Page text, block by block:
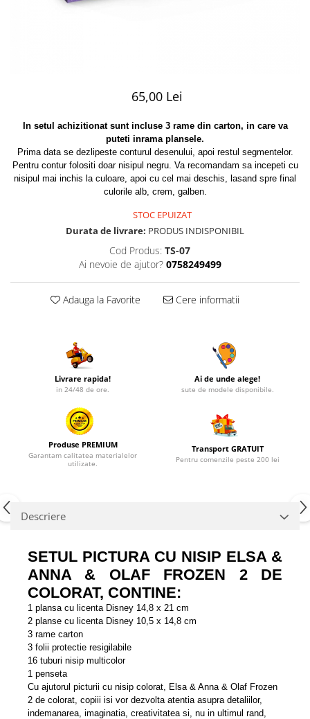
65,00 Lei
In setul achizitionat sunt incluse 3 rame din carton, in care va
puteti inrama plansele.
Prima data se dezlipeste conturul desenului, apoi restul segmentelor.
Pentru contur folositi doar nisipul negru. Va recomandam sa incepeti cu
nisipul mai inchis la culoare, apoi cu cel mai deschis, lasand spre final
culorile alb, crem, galben.
STOC EPUIZAT
Durata de livrare: PRODUS INDISPONIBIL
Cod Produs: TS-07
Ai nevoie de ajutor? 0758249499
Adauga la Favorite Cere informatii
Livrare rapida!
in 24/48 de ore.
Ai de unde alege!
sute de modele disponibile.
Produse PREMIUM
Garantam calitatea materialelor
utilizate.
Transport GRATUIT
Pentru comenzile peste 200 lei
Descriere
SETUL PICTURA CU NISIP ELSA &
ANNA & OLAF FROZEN 2 DE
COLORAT, CONTINE:
1 plansa cu licenta Disney 14,8 x 21 cm
2 planse cu licenta Disney 10,5 x 14,8 cm
3 rame carton
3 folii protectie resigilabile
16 tuburi nisip multicolor
1 penseta
Cu ajutorul picturii cu nisip colorat, Elsa & Anna & Olaf Frozen
2 de colorat, copiii isi vor dezvolta atentia asupra detaliilor,
indemanarea, imaginatia, creativitatea si, nu in ultimul rand,